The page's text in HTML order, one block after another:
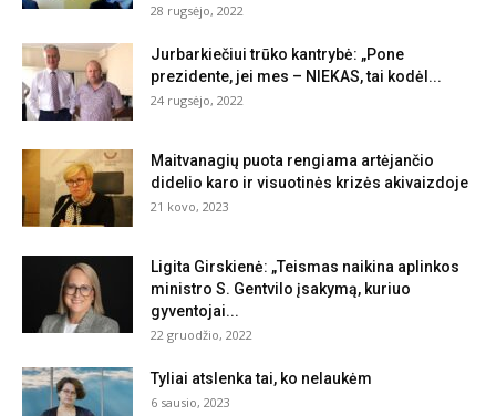
28 rugsėjo, 2022
Jurbarkiečiui trūko kantrybė: „Pone
prezidente, jei mes – NIEKAS, tai kodėl...
24 rugsėjo, 2022
Maitvanagių puota rengiama artėjančio
didelio karo ir visuotinės krizės akivaizdoje
21 kovo, 2023
Ligita Girskienė: „Teismas naikina aplinkos
ministro S. Gentvilo įsakymą, kuriuo
gyventojai...
22 gruodžio, 2022
Tyliai atslenka tai, ko nelaukėm
6 sausio, 2023